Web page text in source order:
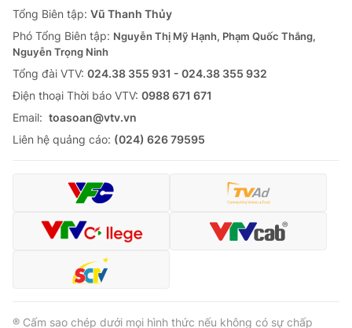
Tổng Biên tập: Vũ Thanh Thủy
Phó Tổng Biên tập: Nguyễn Thị Mỹ Hạnh, Phạm Quốc Thắng,
Nguyễn Trọng Ninh
Tổng đài VTV: 024.38 355 931 - 024.38 355 932
Ðiện thoại Thời báo VTV: 0988 671 671
Email: toasoan@vtv.vn
Liên hệ quảng cáo: (024) 626 79595
® Cấm sao chép dưới mọi hình thức nếu không có sự chấp